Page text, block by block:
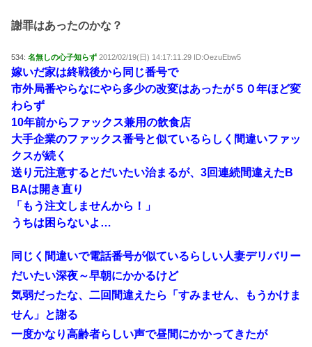
謝罪はあったのかな？
534: 名無しの心子知らず 2012/02/19(日) 14:17:11.29 ID:OezuEbw5
嫁いだ家は終戦後から同じ番号で
市外局番やらなにやら多少の改変はあったが５０年ほど変
わらず
10年前からファックス兼用の飲食店
大手企業のファックス番号と似ているらしく間違いファッ
クスが続く
送り元注意するとだいたい治まるが、3回連続間違えたB
BAは開き直り
「もう注文しませんから！」
うちは困らないよ…
同じく間違いで電話番号が似ているらしい人妻デリバリー
だいたい深夜～早朝にかかるけど
気弱だったな、二回間違えたら「すみません、もうかけま
せん」と謝る
一度かなり高齢者らしい声で昼間にかかってきたが